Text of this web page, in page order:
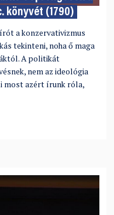
könyvét (1790)
a konzervativizmus
tekinteni, noha ő maga
A politikát
nem az ideológia
most azért írunk róla,